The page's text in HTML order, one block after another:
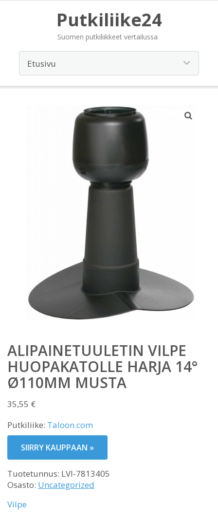
Putkiliike24
Suomen putkiliikkeet vertailussa
ALIPAINETUULETIN VILPE
HUOPAKATOLLE HARJA 14°
Ø110MM MUSTA
35,55 €
Putkiliike: Taloon.com
SIIRRY KAUPPAAN »
Tuotetunnus: LVI-7813405
Osasto: Uncategorized
Vilpe